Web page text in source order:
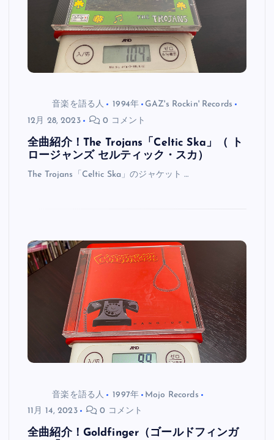
音楽を語る人 1994年
GAZ's Rockin' Records
12月 28, 2023
0 コメント
全曲紹介！The Trojans「Celtic Ska」（ ト
ロージャンズ セルティック・スカ）
The Trojans「Celtic Ska」のジャケット …
音楽を語る人 1997年
Mojo Records
11月 14, 2023
0 コメント
全曲紹介！Goldfinger（ゴールドフィンガ